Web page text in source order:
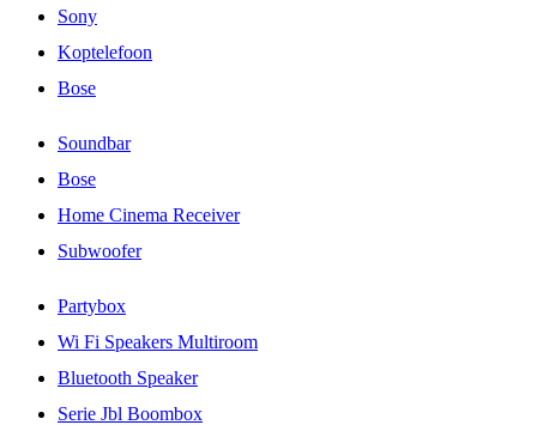
Sony
Koptelefoon
Bose
Soundbar
Bose
Home Cinema Receiver
Subwoofer
Partybox
Wi Fi Speakers Multiroom
Bluetooth Speaker
Serie Jbl Boombox